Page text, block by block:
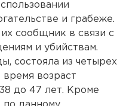
и грабеже.
сообщник в связи с
и убийствам.
состояла из четырех
возраст
до 47 лет. Кроме